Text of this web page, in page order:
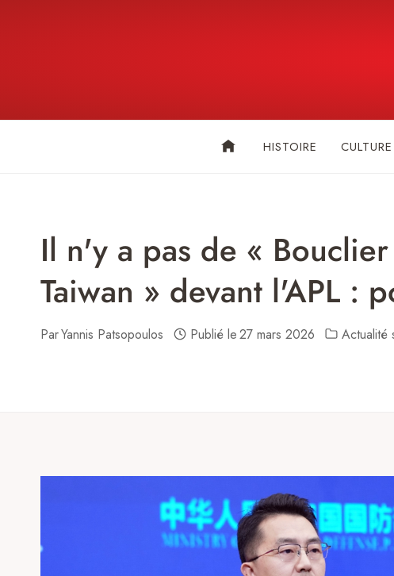
HISTOIRE
Il n'y a pas de «
Taiwan » devant l'APL :
ParYannis Patsopoulos Publié le27 mars 2026 Actualité